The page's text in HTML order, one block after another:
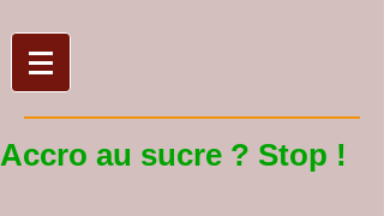
Accro au sucre ? Stop !